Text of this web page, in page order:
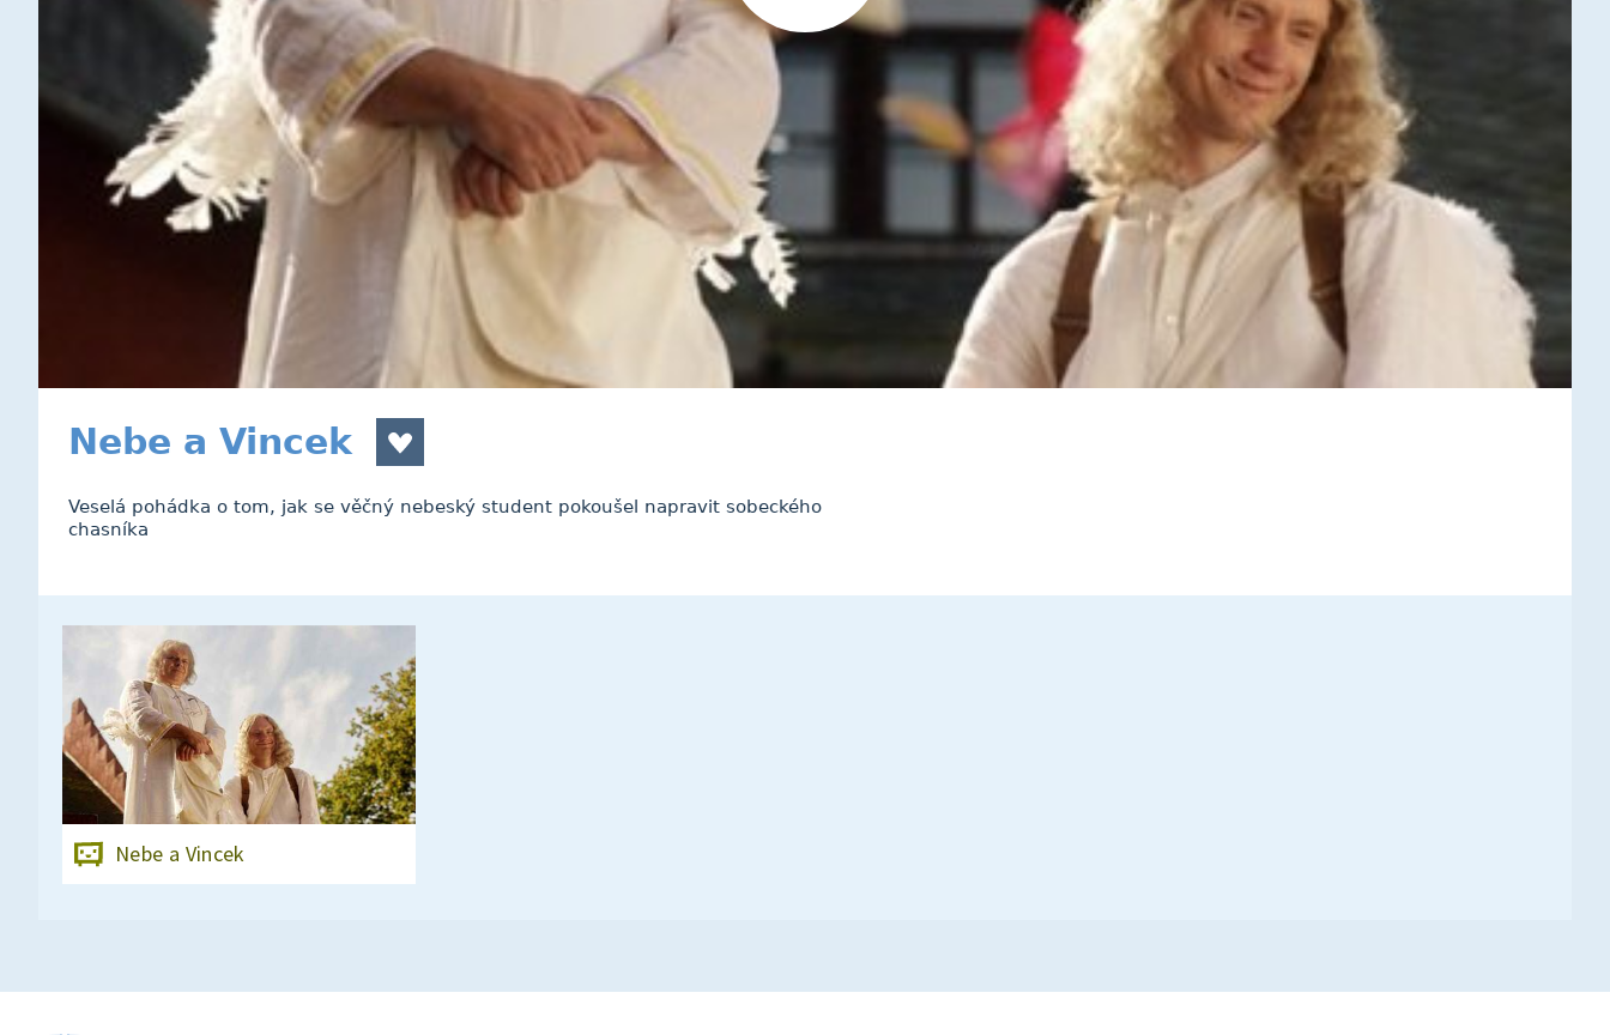
Nebe a Vincek
Veselá pohádka o tom, jak se věčný nebeský student pokoušel napravit sobeckého
chasníka
Nebe a Vincek